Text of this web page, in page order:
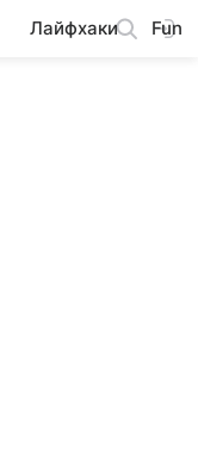
Лайфхаки Fun